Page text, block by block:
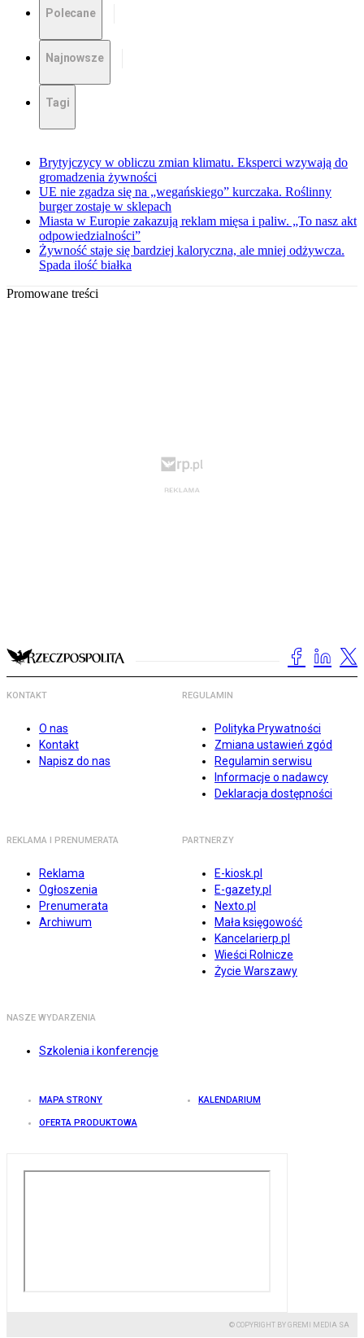
Polecane
Najnowsze
Tagi
Brytyjczycy w obliczu zmian klimatu. Eksperci wzywają do
gromadzenia żywności
UE nie zgadza się na „wegańskiego” kurczaka. Roślinny
burger zostaje w sklepach
Miasta w Europie zakazują reklam mięsa i paliw. „To nasz akt
odpowiedzialności”
Żywność staje się bardziej kaloryczna, ale mniej odżywcza.
Spada ilość białka
Promowane treści
KONTAKT
O nas
Kontakt
Napisz do nas
REGULAMIN
Polityka Prywatności
Zmiana ustawień zgód
Regulamin serwisu
Informacje o nadawcy
Deklaracja dostępności
REKLAMA I PRENUMERATA
Reklama
Ogłoszenia
Prenumerata
Archiwum
PARTNERZY
E-kiosk.pl
E-gazety.pl
Nexto.pl
Mała księgowość
Kancelarierp.pl
Wieści Rolnicze
Życie Warszawy
NASZE WYDARZENIA
Szkolenia i konferencje
MAPA STRONY KALENDARIUM
OFERTA PRODUKTOWA
© COPYRIGHT BY GREMI MEDIA SA